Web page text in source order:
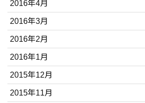
2016年4月
2016年3月
2016年2月
2016年1月
2015年12月
2015年11月